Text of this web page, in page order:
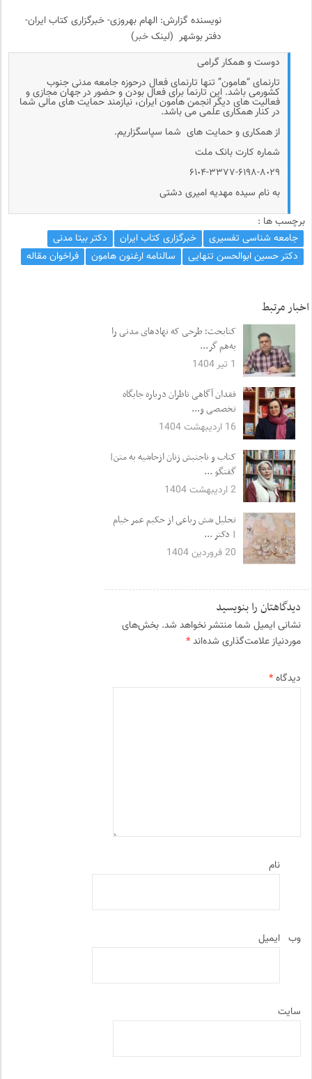
نویسنده گزارش: الهام بهروزی- خبرگزاری کتاب ایران-
دفتر بوشهر (لینکخبر)
دوست و همکار گرامی
تارنمای “هامون” تنها تارنمای فعال درحوزه جامعه مدنی جنوب
کشورمی باشد. این تارنما برای فعال بودن و حضور در جهان مجازی و
فعالیت های دیگر انجمن هامون ایران، نیازمند حمایت های مالی شما
در کنار همکاری علمی می باشد.
از همکاری و حمایت های شما سپاسگزاریم.
شماره کارت بانک ملت
۶۱٠۴-۳۳۷۷-۶۱۹۸-۸٠۲۹
به نام سیده مهدیه امیری دشتی
برچسب ها :
جامعه شناسی تفسیری
خبرگزاری کتاب ایران
دکتر بیتا مدنی
دکتر حسین ابوالحسن تنهایی
سالنامه ارغنون هامون فراخوان مقاله
اخبار مرتبط
کتابحث؛ طرحی که نهادهای مدنی را
به‌هم گر...
1 تیر 1404
فقدان آگاهی ناظران درباره جایگاه
تخصصی و...
16 اردیبهشت 1404
کتاب و ناجنبش زنان ازحاشیه به متن|
گفتگو ...
2 اردیبهشت 1404
تحلیل شش رباعی از حکیم عمر خیام
| دکتر ...
20 فروردین 1404
دیدگاهتان را بنویسید
نشانی ایمیل شما منتشر نخواهد شد. بخش‌های
موردنیاز علامت‌گذاری شده‌اند*
دیدگاه*
نام
ایمیل وب‌
سایت